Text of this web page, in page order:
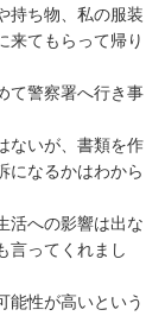
持ち物、私の服装
来てもらって帰り
て警察署へ行き事
ないが、書類を作
になるかはわから
活への影響は出な
言ってくれまし
能性が高いという